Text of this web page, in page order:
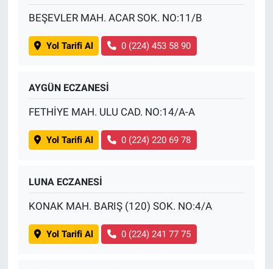
BEŞEVLER MAH. ACAR SOK. NO:11/B
Yol Tarifi Al 0 (224) 453 58 90
AYGÜN ECZANESİ
FETHİYE MAH. ULU CAD. NO:14/A-A
Yol Tarifi Al 0 (224) 220 69 78
LUNA ECZANESİ
KONAK MAH. BARIŞ (120) SOK. NO:4/A
Yol Tarifi Al 0 (224) 241 77 75